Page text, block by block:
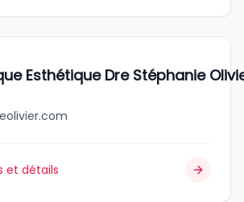
Esthétique Dre Stéphanie
et détails